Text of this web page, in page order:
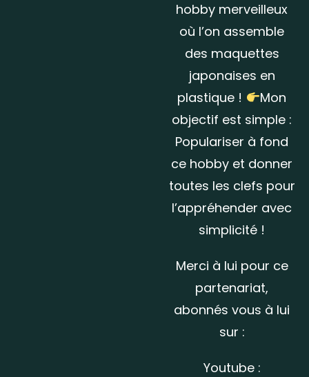
hobby merveilleux
où l’on assemble
des maquettes
japonaises en
plastique !
Mon
objectif est simple :
Populariser à fond
ce hobby et donner
toutes les clefs pour
l’appréhender avec
simplicité !
Merci à lui pour ce
partenariat,
abonnés vous à lui
sur :
Youtube :